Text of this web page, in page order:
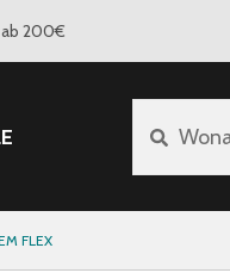
ab 200€
FLEX